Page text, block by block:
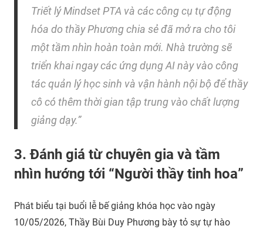
Triết lý Mindset PTA và các công cụ tự động
hóa do thầy Phương chia sẻ đã mở ra cho tôi
một tầm nhìn hoàn toàn mới. Nhà trường sẽ
triển khai ngay các ứng dụng AI này vào công
tác quản lý học sinh và vận hành nội bộ để thầy
cô có thêm thời gian tập trung vào chất lượng
giảng dạy.”
3. Đánh giá từ chuyên gia và tầm
nhìn hướng tới “Người thầy tinh hoa”
Phát biểu tại buổi lễ bế giảng khóa học vào ngày
10/05/2026, Thầy Bùi Duy Phương bày tỏ sự tự hào